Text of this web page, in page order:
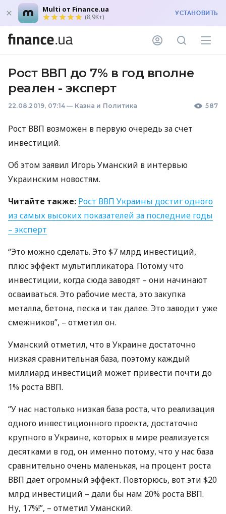
Multi от Finance.ua
(8,9K+) УСТАНОВИТЬ
Рост ВВП до 7% в год вполне
реален - эксперт
22.08.2019, 07:14 — Казна и Политика 587
Рост ВВП возможен в первую очередь за счет
инвестиций.
Об этом заявил Игорь Уманский в интервью
Украинским новостям.
Читайте также: Рост ВВП Украины достиг одного
из самых высоких показателей за последние годы
– эксперт
“Это можно сделать. Это $7 млрд инвестиций,
плюс эффект мультипликатора. Потому что
инвестиции, когда сюда заводят – они начинают
осваиваться. Это рабочие места, это закупка
металла, бетона, песка и так далее. Это заводит уже
смежников”, – отметил он.
Уманский отметил, что в Украине достаточно
низкая сравнительная база, поэтому каждый
миллиард инвестиций может привести почти до
1% роста ВВП.
“У нас настолько низкая база роста, что реализация
одного инвестиционного проекта, достаточно
крупного в Украине, которых в мире реализуется
десятками в год, он именно потому, что у нас база
сравнительно очень маленькая, на процент роста
ВВП дает огромный эффект. Повторюсь, вот эти $20
млрд инвестиций – дали бы нам 20% роста ВВП.
Ну, 17%!”, – отметил Уманский.